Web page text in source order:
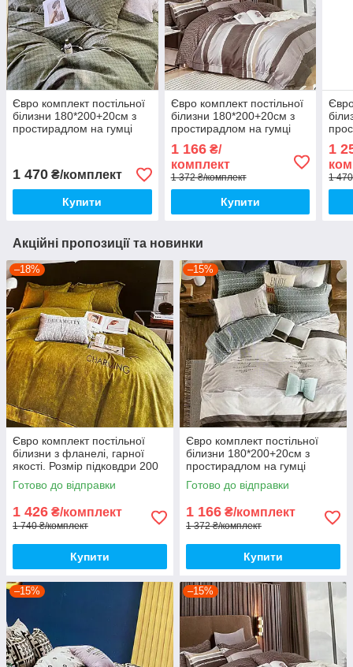
Євро комплект постільної
білизни 180*200+20см з
простирадлом на гумці
1 470 ₴/комплект
Купити
Євро комплект постільної
білизни 180*200+20см з
простирадлом на гумці
Постільна білизна з
фланелі євро розмір
1 166₴/
комплект
1 372 ₴/комплект
Купити
1
1
Акційні пропозиції та новинки
–18%
Євро комплект постільної
білизни з фланелі, гарної
якості. Розмір підковдри 200
на 220
Готово до відправки
1 426 ₴/комплект
1 740 ₴/комплект
Купити
–15%
Євро комплект постільної
білизни 180*200+20см з
простирадлом на гумці
Постільна білизна з фланелі
євро розмір
Готово до відправки
1 166 ₴/комплект
1 372 ₴/комплект
Купити
–15% –15%